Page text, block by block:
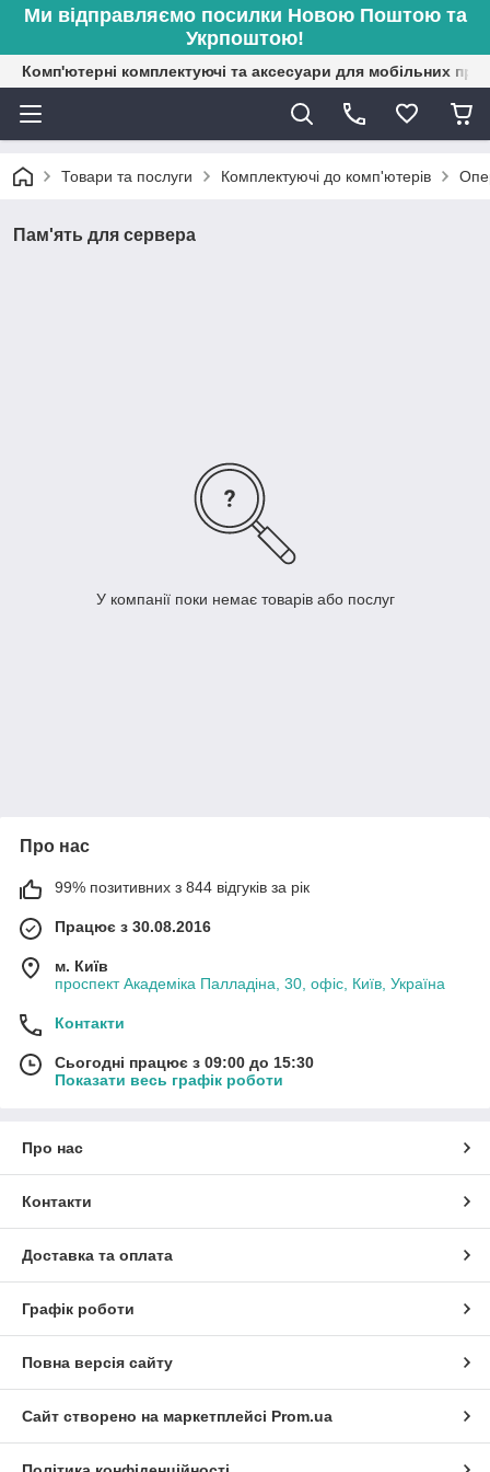
Ми відправляємо посилки Новою Поштою та
Укрпоштою!
Комп'ютерні комплектуючі та аксесуари для мобільних
Товари та послуги Комплектуючі до комп'ютерів
Пам'ять для сервера
У компанії поки немає товарів або послуг
Про нас
99% позитивних з 844 відгуків за рік
Працює з 30.08.2016
м. Київ
проспект Академіка Палладіна, 30, офіс, Київ, Україна
Контакти
Сьогодні працює з 09:00 до 15:30
Показати весь графік роботи
Про нас
Контакти
Доставка та оплата
Графік роботи
Повна версія сайту
Сайт створено на маркетплейсі Prom.ua